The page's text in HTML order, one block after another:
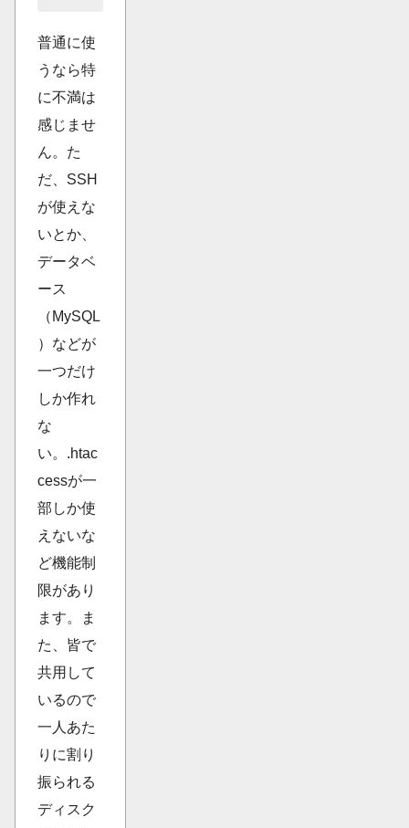
普通に使
うなら特
に不満は
感じませ
ん。た
だ、SSH
が使えな
いとか、
データベ
ース
（MySQL
）などが
一つだけ
しか作れ
な
い。.htac
cessが一
部しか使
えないな
ど機能制
限があり
ます。ま
た、皆で
共用して
いるので
一人あた
りに割り
振られる
ディスク